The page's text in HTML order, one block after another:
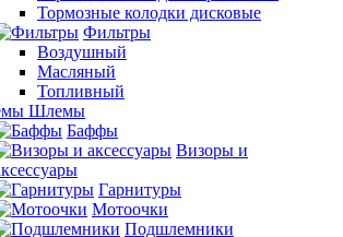
Тормозные колодки дисковые
Фильтры
Воздушный
Масляный
Топливный
Шлемы
Баффы
Визоры и
Гарнитуры
Мотоочки
Подшлемники